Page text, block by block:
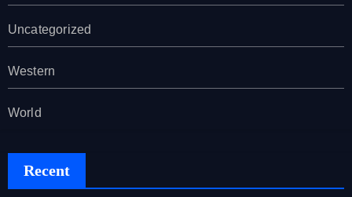
Uncategorized
Western
World
Recent